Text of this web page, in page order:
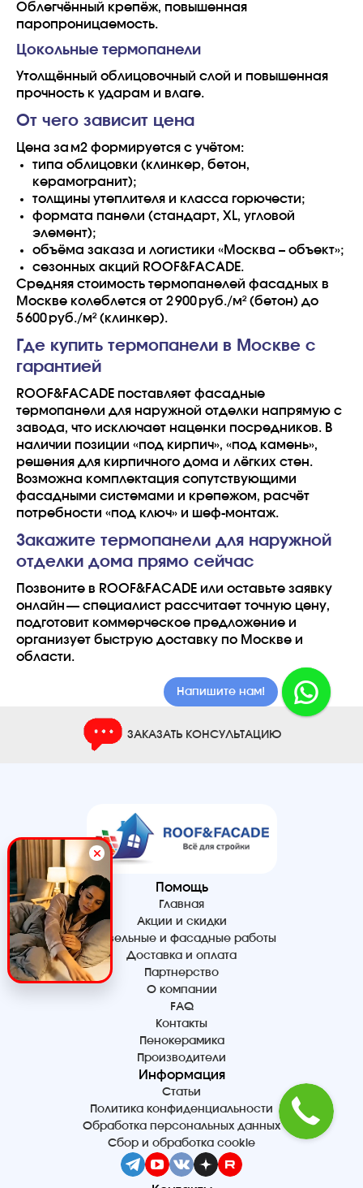
Облегчённый крепёж, повышенная
паропроницаемость.
Цокольные термопанели
Утолщённый облицовочный слой и повышенная
прочность к ударам и влаге.
От чего зависит цена
Цена за м2 формируется с учётом:
типа облицовки (клинкер, бетон,
керамогранит);
толщины утеплителя и класса горючести;
формата панели (стандарт, XL, угловой
элемент);
объёма заказа и логистики «Москва – объект»;
сезонных акций ROOF&FACADE.
Средняя стоимость термопанелей фасадных в
Москве колеблется от 2 900 руб./м² (бетон) до
5 600 руб./м² (клинкер).
Где купить термопанели в Москве с
гарантией
ROOF&FACADE поставляет фасадные
термопанели для наружной отделки напрямую с
завода, что исключает наценки посредников. В
наличии позиции «под кирпич», «под камень»,
решения для кирпичного дома и лёгких стен.
Возможна комплектация сопутствующими
фасадными системами и крепежом, расчёт
потребности «под ключ» и шеф‑монтаж.
Закажите термопанели для наружной
отделки дома прямо сейчас
Позвоните в ROOF&FACADE или оставьте заявку
онлайн — специалист рассчитает точную цену,
подготовит коммерческое предложение и
организует быструю доставку по Москве и
области.
ЗАКАЗАТЬ КОНСУЛЬТАЦИЮ
Помощь
Главная
Акции и скидки
Кровельные и фасадные работы
Доставка и оплата
Партнерство
О компании
FAQ
Контакты
Пенокерамика
Производители
Информация
Статьи
Политика конфиденциальности
Обработка персональных данных
Сбор и обработка cookie
Напишите нам!